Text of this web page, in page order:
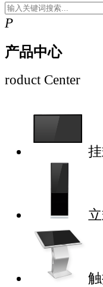
P
产品中心
roduct Center